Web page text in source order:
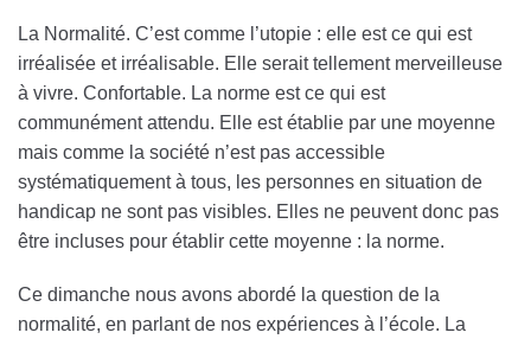
La Normalité. C’est comme l’utopie : elle est ce qui est
irréalisée et irréalisable. Elle serait tellement merveilleuse
à vivre. Confortable. La norme est ce qui est
communément attendu. Elle est établie par une moyenne
mais comme la société n’est pas accessible
systématiquement à tous, les personnes en situation de
handicap ne sont pas visibles. Elles ne peuvent donc pas
être incluses pour établir cette moyenne : la norme.
Ce dimanche nous avons abordé la question de la
normalité, en parlant de nos expériences à l’école. La